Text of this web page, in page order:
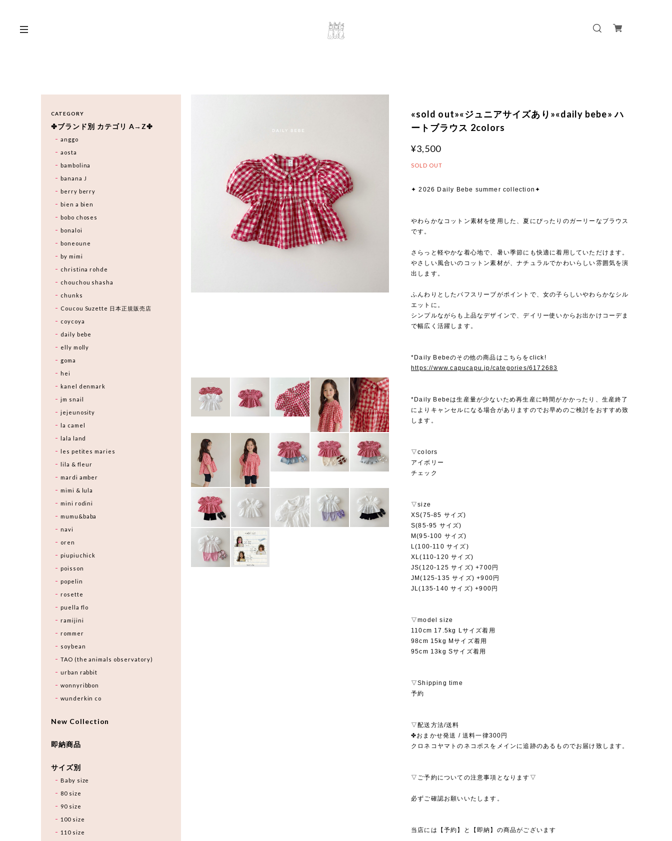
«sold out»«ジュニアサイズあり»«daily bebe» ハ
ートブラウス 2colors
¥3,500
SOLD OUT
✦ 2026 Daily Bebe summer collection✦
やわらかなコットン素材を使用した、夏にぴったりのガーリーなブラウス
です。
さらっと軽やかな着心地で、暑い季節にも快適に着用していただけます。
やさしい風合いのコットン素材が、ナチュラルでかわいらしい雰囲気を演
出します。
ふんわりとしたパフスリーブがポイントで、女の子らしいやわらかなシル
エットに。
シンプルながらも上品なデザインで、デイリー使いからお出かけコーデま
で幅広く活躍します。
*Daily Bebeのその他の商品はこちらをclick!
https://www.capucapu.jp/categories/6172683
*Daily Bebeは生産量が少ないため再生産に時間がかかったり、生産終了
によりキャンセルになる場合がありますのでお早めのご検討をおすすめ致
します。
▽colors
アイボリー
チェック
▽size
XS(75-85 サイズ)
S(85-95 サイズ)
M(95-100 サイズ)
L(100-110 サイズ)
XL(110-120 サイズ)
JS(120-125 サイズ) +700円
JM(125-135 サイズ) +900円
JL(135-140 サイズ) +900円
▽model size
110cm 17.5kg Lサイズ着用
98cm 15kg Mサイズ着用
95cm 13kg Sサイズ着用
▽Shipping time
予約
▽配送方法/送料
✤おまかせ発送 / 送料一律300円
クロネコヤマトのネコポスをメインに追跡のあるものでお届け致します。
▽ご予約についての注意事項となります▽
必ずご確認お願いいたします。
当店には【予約】と【即納】の商品がございます
CATEGORY
✤ブランド別 カテゴリ A→Z✤
anggo
aosta
bambolina
banana J
berry berry
bien a bien
bobo choses
bonaloi
boneoune
by mimi
christina rohde
chouchou shasha
chunks
Coucou Suzette 日本正規販売店
coycoya
daily bebe
elly molly
goma
hei
kanel denmark
jm snail
jejeunosity
la camel
lala land
les petites maries
lila & fleur
mardi amber
mimi & lula
mini rodini
mumu&baba
navi
oren
piupiuchick
poisson
popelin
rosette
puella flo
ramijini
rommer
soybean
TAO (the animals observatory)
urban rabbit
wonnyribbon
wunderkin co
New Collection
即納商品
サイズ別
Baby size
80 size
90 size
100 size
110 size